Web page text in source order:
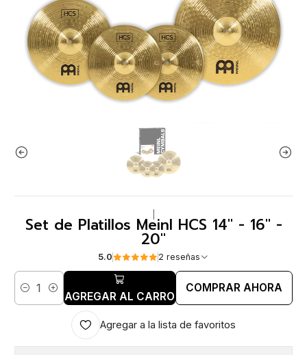
Set de Platillos Meinl HCS 14" - 16" -
20"
5.0 2 reseñas
Cantidad AGREGAR AL CARRO
COMPRAR AHORA
Agregar a la lista de favoritos